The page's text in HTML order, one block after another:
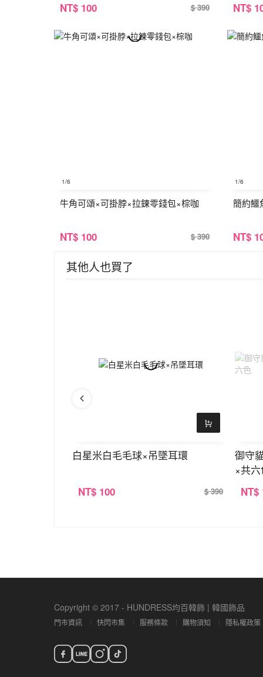
NT$ 100 $ 390 NT$
1/6
牛角可頌×可掛脖×拉鍊零錢包×棕咖
NT$ 100 $ 390
1/6
簡約鱷
NT$
其他人也買了
白星米白毛毛球×吊墜耳環
NT$ 100 $ 390
御守
×共
NT$
Copyright © 2017 - HUNDRESS均百韓飾 | 韓國飾品
門市資訊 快閃市集 服務條款 購物須知 隱私權政策